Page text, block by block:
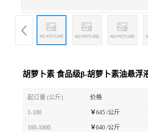
胡萝卜素 食品级β-胡萝卜素油悬浮
起订量 (公斤) 价格
1-100 ￥645 /公斤
100-1000 ￥640 /公斤